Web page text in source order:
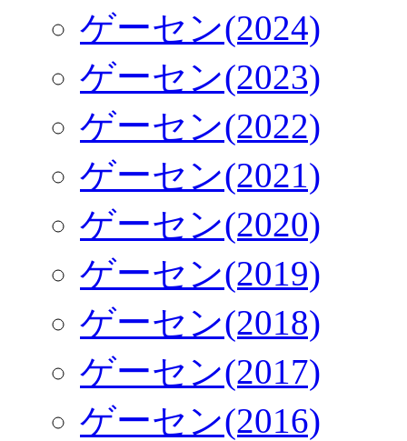
ゲーセン(2024)
ゲーセン(2023)
ゲーセン(2022)
ゲーセン(2021)
ゲーセン(2020)
ゲーセン(2019)
ゲーセン(2018)
ゲーセン(2017)
ゲーセン(2016)